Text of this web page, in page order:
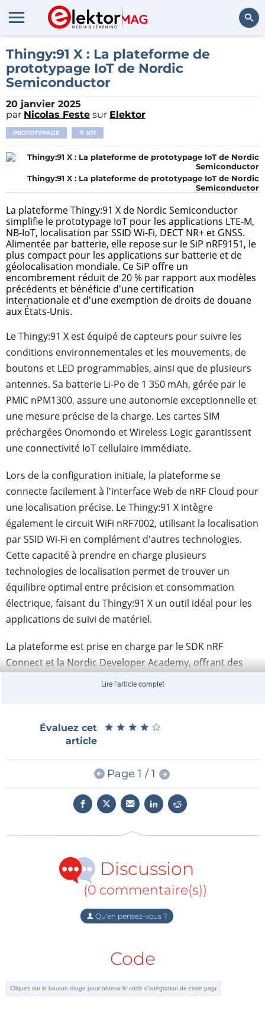
Thingy:91 X : La plateforme de
prototypage IoT de Nordic
Semiconductor
20 janvier 2025
par Nicolas Feste sur Elektor
PROTOTYPAGE IOT
Thingy:91 X : La plateforme de prototypage IoT de Nordic
Semiconductor
La plateforme Thingy:91 X de Nordic Semiconductor
simplifie le prototypage IoT pour les applications LTE-M,
NB-IoT, localisation par SSID Wi-Fi, DECT NR+ et GNSS.
Alimentée par batterie, elle repose sur le SiP nRF9151, le
plus compact pour les applications sur batterie et de
géolocalisation mondiale. Ce SiP offre un
encombrement réduit de 20 % par rapport aux modèles
précédents et bénéficie d'une certification
internationale et d'une exemption de droits de douane
aux États-Unis.
Le Thingy:91 X est équipé de capteurs pour suivre les
conditions environnementales et les mouvements, de
boutons et LED programmables, ainsi que de plusieurs
antennes. Sa batterie Li-Po de 1 350 mAh, gérée par le
PMIC nPM1300, assure une autonomie exceptionnelle et
une mesure précise de la charge. Les cartes SIM
préchargées Onomondo et Wireless Logic garantissent
une connectivité IoT cellulaire immédiate.
Lors de la configuration initiale, la plateforme se
connecte facilement à l'interface Web de nRF Cloud pour
une localisation précise. Le Thingy:91 X intègre
également le circuit WiFi nRF7002, utilisant la localisation
par SSID Wi-Fi en complément d'autres technologies.
Cette capacité à prendre en charge plusieurs
technologies de localisation permet de trouver un
équilibre optimal entre précision et consommation
électrique, faisant du Thingy:91 X un outil idéal pour les
applications de suivi de matériel.
La plateforme est prise en charge par le SDK nRF
Connect et la Nordic Developer Academy, offrant des
formations pour maximiser son utilisation.
Lire l'article complet
Évaluez cet
article
★ ★ ★ ★ ★
★ ★ ★ ★ ★
Page 1 / 1
Discussion
(0 commentaire(s))
Qu'en pensez-vous ?
Code